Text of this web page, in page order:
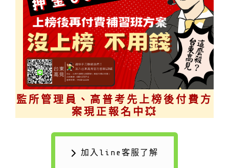
監所管理員、高普考先上榜後付費方
案現正報名中💥
加入line客服了解